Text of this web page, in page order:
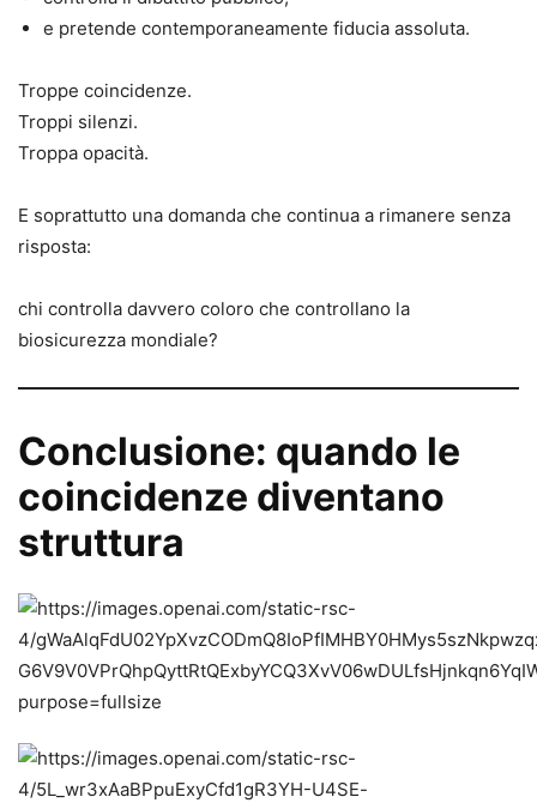
e pretende contemporaneamente fiducia assoluta.
Troppe coincidenze.
Troppi silenzi.
Troppa opacità.
E soprattutto una domanda che continua a rimanere senza
risposta:
chi controlla davvero coloro che controllano la
biosicurezza mondiale?
Conclusione: quando le
coincidenze diventano
struttura